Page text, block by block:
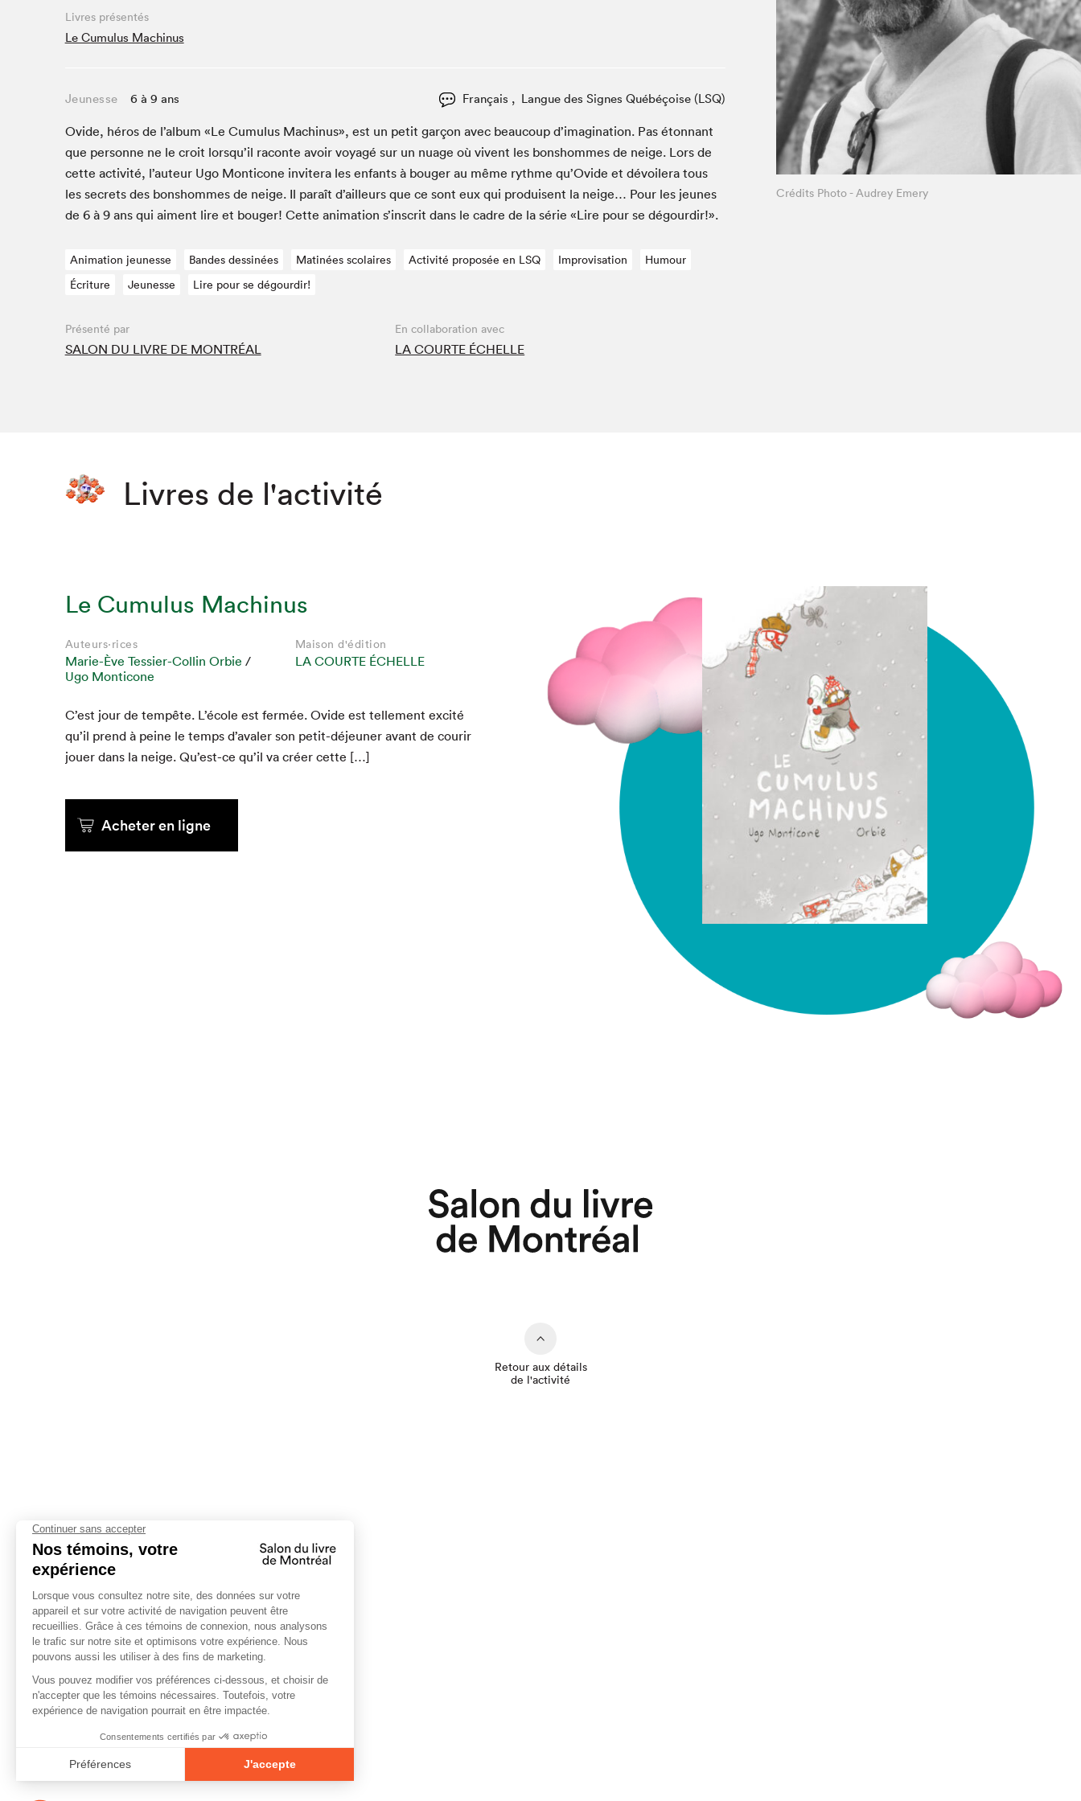
Café La Presse
Espace Côte-des-Neiges
La lecture en cadeau
La Maison des libraires
Le grand jeu de lecture à voix haute du Salon du livre
de Montréal
Le Salon dans ta classe
Lettres québécoises au Salon
Liseur Public
Louisiane enracinée et branchée
Matinées scolaires Hydro-Québec
Mur des illustrateur·rice·s
Narra
Vitrine du Festival littéraire international Metropolis
Zone Manga
À propos du Salon
Liste des exposant·e·s
Liste des auteur·rice·s
Livres présentés
Le Cumulus Machinus
Jeunesse 6 à 9 ans Français , Langue des Signes Québéçoise (LSQ)
Ovide, héros de l’album «Le Cumu­lus Mach­i­nus», est un petit garçon avec beau­coup d’imagination. Pas éton­nant
que per­son­ne ne le croit lorsqu’il racon­te avoir voy­agé sur un nuage où vivent les bon­shommes de neige. Lors de
cette activ­ité, l’auteur Ugo Mon­ti­cone invit­era les enfants à bouger au même rythme qu’Ovide et dévoil­era tous
les secrets des bon­shommes de neige. Il paraît d’ailleurs que ce sont eux qui pro­duisent la neige… Pour les jeunes
de 6à 9ans qui aiment lire et bouger! Cette ani­ma­tion s’in­scrit dans le cadre de la série «Lire pour se dégourdir!».
Animation jeunesse Bandes dessinées Matinées scolaires Activité proposée en LSQ Improvisation
Humour
Écriture
Jeunesse Lire pour se dégourdir!
Présenté par
SALON DU LIVRE DE MONTRÉAL
En collaboration avec
LA COURTE ÉCHELLE
Crédits Photo - Audrey Emery
Livres de l'activité
Le Cumulus Machinus
Auteurs·rices
Marie-Ève Tessier-Collin Orbie /
Ugo Monticone
Maison d'édition
LA COURTE ÉCHELLE
C’est jour de tem­pête. L’école est fer­mée. Ovide est telle­ment excité
qu’il prend à peine le temps d’avaler son petit-déje­uner avant de courir
jouer dans la neige. Qu’est-ce qu’il va créer cette […]
Acheter en ligne
Retour aux détails
de l'activité